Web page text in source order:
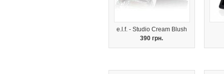
e.l.f. - Studio Cream Blush
390 грн.